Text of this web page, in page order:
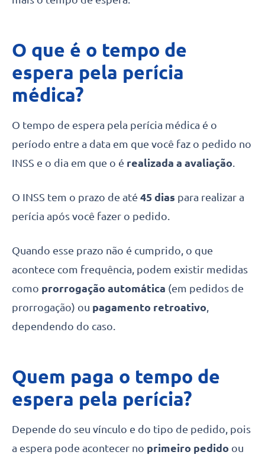
O que é o tempo de
espera pela perícia
médica?
O tempo de espera pela perícia médica é o
período entre a data em que você faz o pedido no
INSS e o dia em que o é realizada a avaliação.
O INSS tem o prazo de até 45 dias para realizar a
perícia após você fazer o pedido.
Quando esse prazo não é cumprido, o que
acontece com frequência, podem existir medidas
como prorrogação automática (em pedidos de
prorrogação) ou pagamento retroativo,
dependendo do caso.
Quem paga o tempo de
espera pela perícia?
Depende do seu vínculo e do tipo de pedido, pois
a espera pode acontecer no primeiro pedido ou